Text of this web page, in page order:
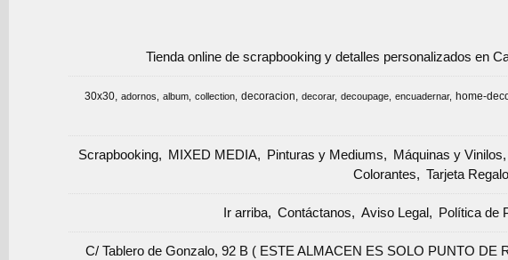
Tienda online de scrapbooking y detalles personalizados en
30x30 adornos album collection decoracion decorar decoupage encuadernar home-
Scrapbooking MIXED MEDIA Pinturas y Mediums Máquinas y Vinilos
Colorantes
Tarjeta Regalo
Ir arriba Contáctanos Aviso Legal Política de
C/ Tablero de Gonzalo, 92 B ( ESTE ALMACEN ES SOLO PUNTO